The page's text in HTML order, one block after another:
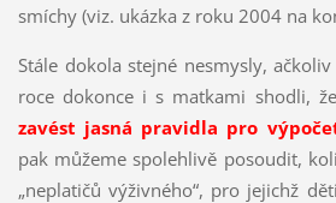
smíchy (viz. ukázka z roku 2004 na
Stále dokola stejné nesmysly,
roce dokonce i s matkami shodli,
zavést jasná pravidla pro
pak můžeme spolehlivě posoudit,
„neplatičů výživného“, pro jejichž